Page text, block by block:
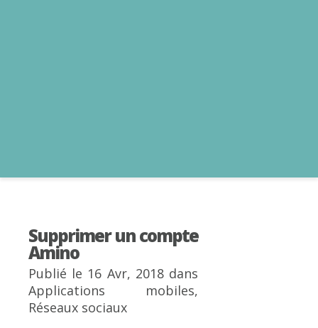
Supprimer un compte
Amino
Publié le 16 Avr, 2018 dans
Applications mobiles,
Réseaux sociaux